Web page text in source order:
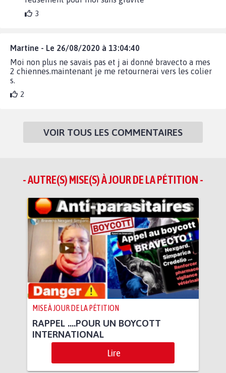
3
Martine - Le 26/08/2020 à 13:04:40
Moi non plus ne savais pas et j ai donné bravecto a mes
2 chiennes.maintenant je me retournerai vers les colier
s.
2
VOIR TOUS LES COMMENTAIRES
- AUTRE(S) MISE(S) À JOUR DE LA PÉTITION -
MISE À JOUR DE LA PÉTITION
RAPPEL ….POUR UN BOYCOTT
INTERNATIONAL
Lire